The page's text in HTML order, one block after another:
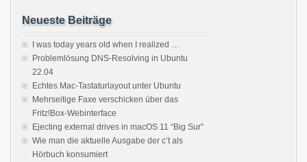
Neueste Beiträge
I was today years old when I realized …
Problemlösung DNS-Resolving in Ubuntu
22.04
Echtes Mac-Tastaturlayout unter Ubuntu
Mehrseitige Faxe verschicken über das
Fritz!Box-Webinterface
Ejecting external drives in macOS 11 “Big Sur”
Wie man die aktuelle Ausgabe der c’t als
Hörbuch konsumiert